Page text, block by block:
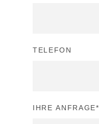
TELEFON
IHRE ANFRAGE*